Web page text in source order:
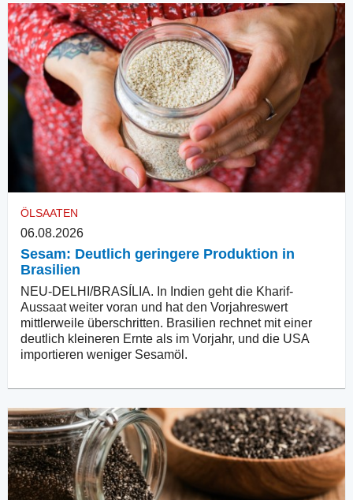
ÖLSAATEN
06.08.2026
Sesam: Deutlich geringere Produktion in
Brasilien
NEU-DELHI/BRASÍLIA. In Indien geht die Kharif-
Aussaat weiter voran und hat den Vorjahreswert
mittlerweile überschritten. Brasilien rechnet mit einer
deutlich kleineren Ernte als im Vorjahr, und die USA
importieren weniger Sesamöl.